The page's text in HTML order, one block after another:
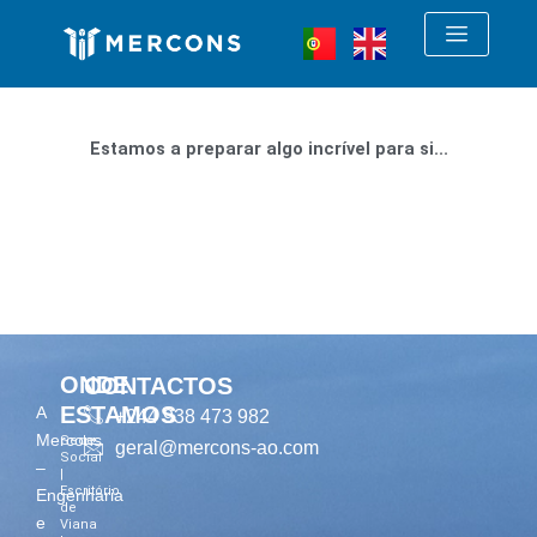
Estamos a preparar algo incrível para si...
A
Mercons
–
Engenharia
e
ONDE
ESTAMOS
Sede
Social
|
Escritório
de
Viana
CONTACTOS
+244 938 473 982
geral@mercons-ao.com